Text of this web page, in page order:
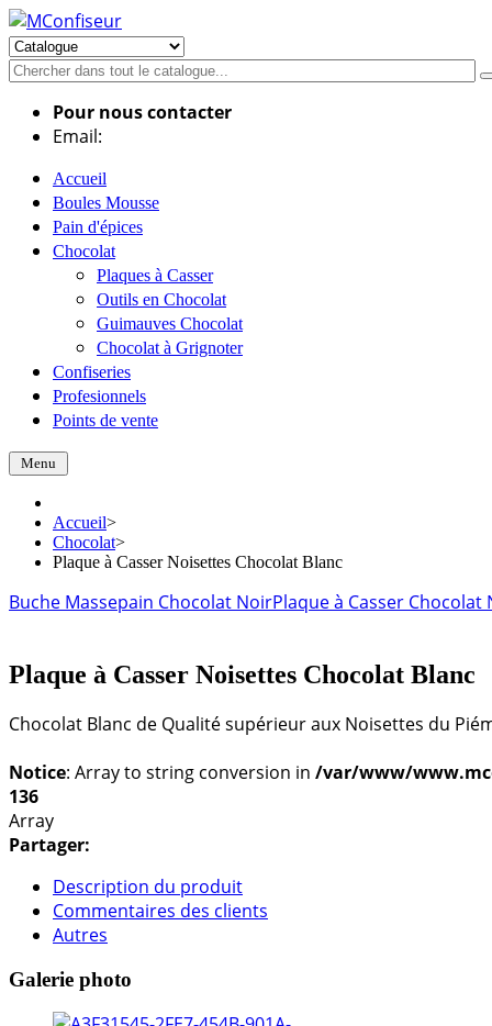
Pour nous contacter
Email:
Accueil
Boules Mousse
Pain d'épices
Chocolat
Plaques à Casser
Outils en Chocolat
Guimauves Chocolat
Chocolat à Grignoter
Confiseries
Profesionnels
Points de vente
Menu
Accueil>
Chocolat>
Plaque à Casser Noisettes Chocolat Blanc
Buche Massepain Chocolat NoirPlaque à Casser Chocolat
Plaque à Casser Noisettes Chocolat Blanc
Chocolat Blanc de Qualité supérieur aux Noisettes du
Notice: Array to string conversion in /var/www/
136
Array
Partager:
Description du produit
Commentaires des clients
Autres
Galerie photo